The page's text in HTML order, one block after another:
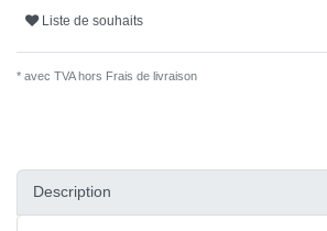
Liste de souhaits
* avec TVA hors Frais de livraison
Description